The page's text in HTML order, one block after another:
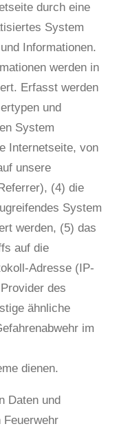
durch eine
System
Informationen.
werden in
Erfasst werden
und
System
Internetseite, von
unsere
(4) die
System
werden, (5) das
auf die
Adresse (IP-
des
ähnliche
im
dienen.
Daten und
Feuerwehr